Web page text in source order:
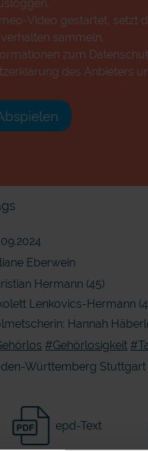
Video gestartet, setzt
sammeln.
zum
des Anbieters
Eberwein
Hermann (45)
Lenkovics-Hermann
Hannah
#Gehörlosigkeit
Württemberg Stuttgart
epd-Text